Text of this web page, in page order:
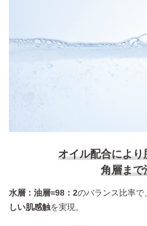
オイル配合により
角層まで
水層：油層=98：2のバランス比率で、
しい肌感触を実現。